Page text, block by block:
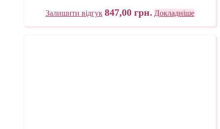
Залишити відгук 847,00 грн. Докладніше